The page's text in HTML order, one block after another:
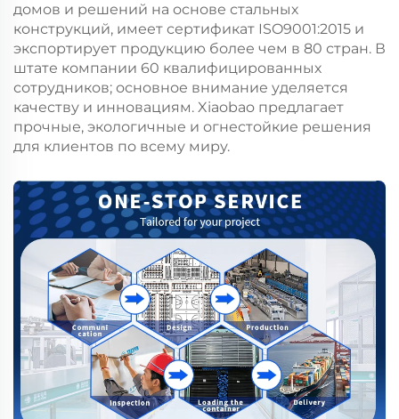
домов и решений на основе стальных
конструкций, имеет сертификат ISO9001:2015 и
экспортирует продукцию более чем в 80 стран. В
штате компании 60 квалифицированных
сотрудников; основное внимание уделяется
качеству и инновациям. Xiaobao предлагает
прочные, экологичные и огнестойкие решения
для клиентов по всему миру.